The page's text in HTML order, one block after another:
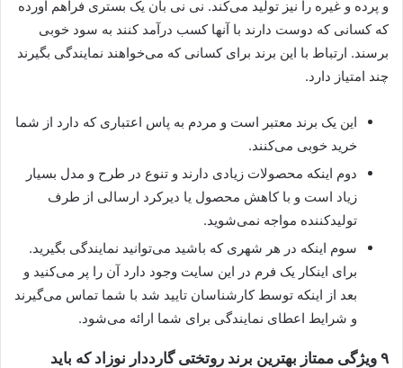
و پرده و غیره را نیز تولید می‌کند. نی نی بان یک بستری فراهم آورده
که کسانی که دوست دارند با آنها کسب درآمد کنند به سود خوبی
برسند. ارتباط با این برند برای کسانی که می‌خواهند نمایندگی بگیرند
چند امتیاز دارد.
این یک برند معتبر است و مردم به پاس اعتباری که دارد از شما
خرید خوبی می‌کنند.
دوم اینکه محصولات زیادی دارند و تنوع در طرح و مدل بسیار
زیاد است و با کاهش محصول یا دیرکرد ارسالی از طرف
تولیدکننده مواجه نمی‌شوید.
سوم اینکه در هر شهری که باشید می‌توانید نمایندگی بگیرید‌.
برای اینکار یک فرم در این سایت وجود دارد آن را پر می‌کنید و
بعد از اینکه توسط کارشناسان تایید شد با شما تماس می‌گیرند
و شرایط اعطای نمایندگی برای شما ارائه می‌شود.
۹ ویژگی ممتاز بهترین برند روتختی گارددار نوزاد که باید